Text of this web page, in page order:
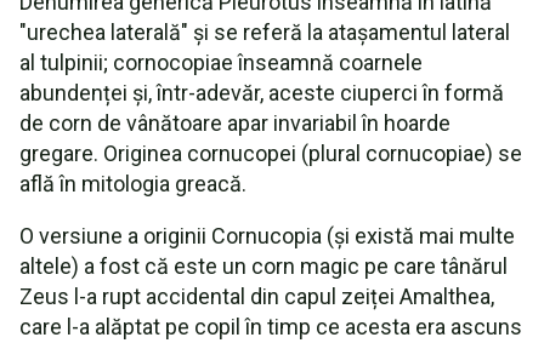
"urechea laterală" și se referă la atașamentul lateral
al tulpinii; cornocopiae înseamnă coarnele
abundenței și, într-adevăr, aceste ciuperci în formă
de corn de vânătoare apar invariabil în hoarde
gregare. Originea cornucopei (plural cornucopiae) se
află în mitologia greacă.
O versiune a originii Cornucopia (și există mai multe
altele) a fost că este un corn magic pe care tânărul
Zeus l-a rupt accidental din capul zeiței Amalthea,
care l-a alăptat pe copil în timp ce acesta era ascuns